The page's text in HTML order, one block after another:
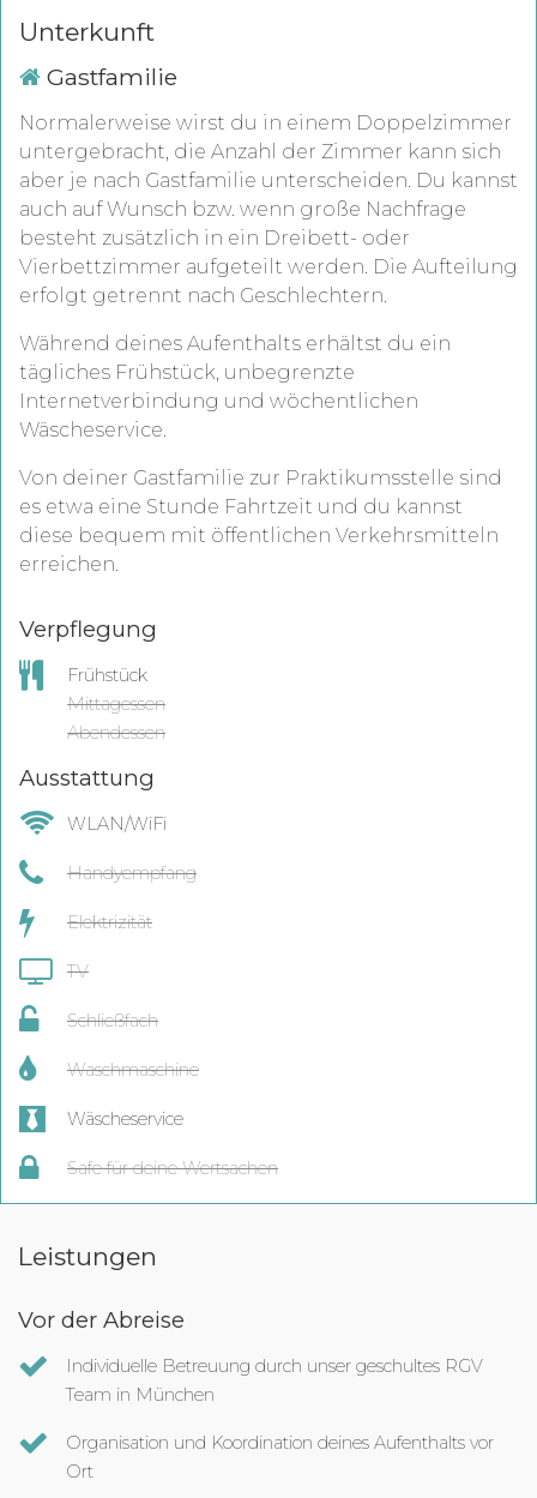
Unterkunft
Gastfamilie
Normalerweise wirst du in einem Doppelzimmer
untergebracht, die Anzahl der Zimmer kann sich
aber je nach Gastfamilie unterscheiden. Du kannst
auch auf Wunsch bzw. wenn große Nachfrage
besteht zusätzlich in ein Dreibett- oder
Vierbettzimmer aufgeteilt werden. Die Aufteilung
erfolgt getrennt nach Geschlechtern.
Während deines Aufenthalts erhältst du ein
tägliches Frühstück, unbegrenzte
Internetverbindung und wöchentlichen
Wäscheservice.
Von deiner Gastfamilie zur Praktikumsstelle sind
es etwa eine Stunde Fahrtzeit und du kannst
diese bequem mit öffentlichen Verkehrsmitteln
erreichen.
Verpflegung
Frühstück
Mittagessen
Abendessen
Ausstattung
WLAN/WiFi
Handyempfang
Elektrizität
TV
Schließfach
Waschmaschine
Wäscheservice
Safe für deine Wertsachen
Leistungen
Vor der Abreise
Individuelle Betreuung durch unser geschultes RGV
Team in München
Organisation und Koordination deines Aufenthalts vor
Ort